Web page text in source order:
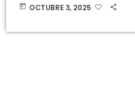
today OCTUBRE 3, 2025